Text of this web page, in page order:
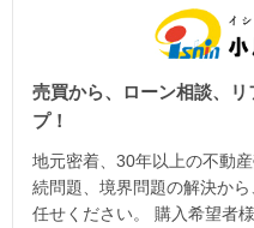
売買から、ローン相談、
プ！
地元密着、30年以上の不動
続問題、境界問題の解決か
任せください。 購入希望者
不動産の売却・一括査定
家査定シミュレーター
お問い合わせ